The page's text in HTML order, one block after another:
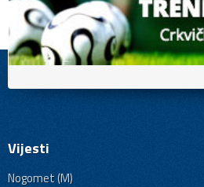
Vijesti
Nogomet (M)